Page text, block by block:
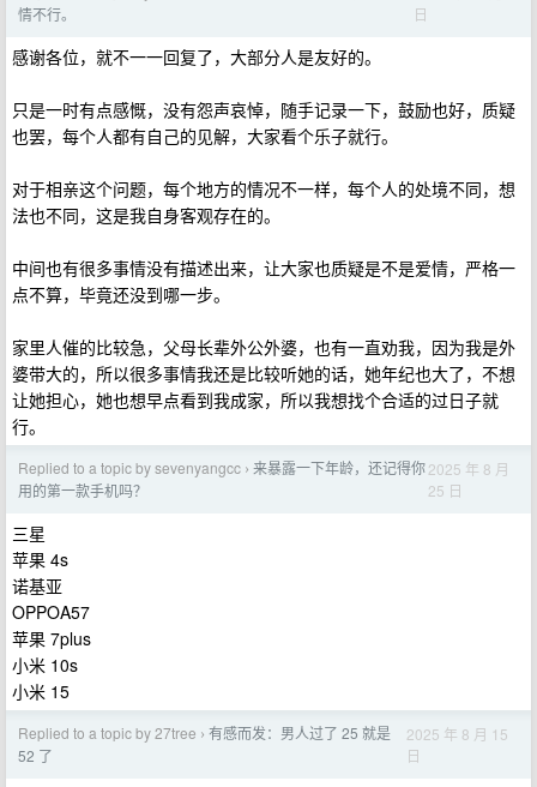
情不行。
日
感谢各位，就不一一回复了，大部分人是友好的。
只是一时有点感慨，没有怨声哀悼，随手记录一下，鼓励也好，质疑
也罢，每个人都有自己的见解，大家看个乐子就行。
对于相亲这个问题，每个地方的情况不一样，每个人的处境不同，想
法也不同，这是我自身客观存在的。
中间也有很多事情没有描述出来，让大家也质疑是不是爱情，严格一
点不算，毕竟还没到哪一步。
家里人催的比较急，父母长辈外公外婆，也有一直劝我，因为我是外
婆带大的，所以很多事情我还是比较听她的话，她年纪也大了，不想
让她担心，她也想早点看到我成家，所以我想找个合适的过日子就
行。
Replied to a topic by sevenyangcc › 来暴露一下年龄，还记得你
用的第一款手机吗？
2025 年 8 月
25 日
三星
苹果 4s
诺基亚
OPPOA57
苹果 7plus
小米 10s
小米 15
Replied to a topic by 27tree › 有感而发：男人过了 25 就是
52 了
2025 年 8 月 15
日